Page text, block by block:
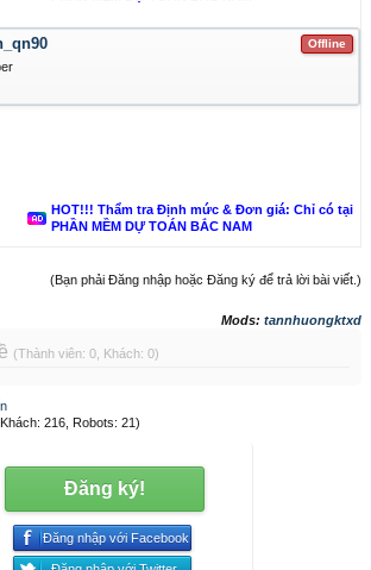
Offline
HOT!!! Thẩm tra Định mức & Đơn giá: Chỉ có tại
PHẦN MỀM DỰ TOÁN BẮC NAM
(Bạn phải Đăng nhập hoặc Đăng ký để trả lời bài viết.)
Mods: tannhuongktxd
(Thành viên: 0, Khách: 0)
216, Robots: 21)
Đăng ký!
Đăng nhập với Facebook